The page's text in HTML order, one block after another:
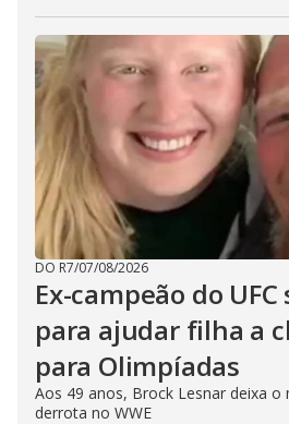
DO R7/07/08/2026
Ex-campeão do
para ajudar filha a
para Olimpíadas
Aos 49 anos, Brock Lesnar deixa o
derrota no WWE